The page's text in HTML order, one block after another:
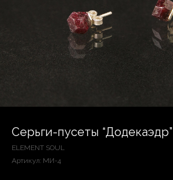
Серьги-пусеты “Додекаэдр”
ELEMENT SOUL
Артикул: МИ-4